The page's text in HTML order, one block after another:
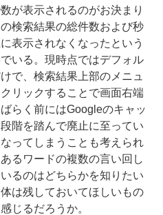
が表示されるのがお決まり
検索結果の総件数および秒
表示されなくなったという
いる。現時点ではデフォル
で、検索結果上部のメニュ
リックすることで画面右端
らく前にはGoogleのキャッ
階を踏んで廃止に至ってい
ってしまうことも考えられ
るワードの複数の言い回し
るのはどちらかを知りたい
は残しておいてほしいもの
じるだろうか。